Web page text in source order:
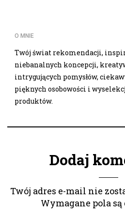
O MNIE
Twój świat rekomendacji,
niebanalnych koncepcji,
intrygujących pomysłów,
pięknych osobowości i
produktów.
Dodaj
Twój adres e-mail nie
Wymagane pola są